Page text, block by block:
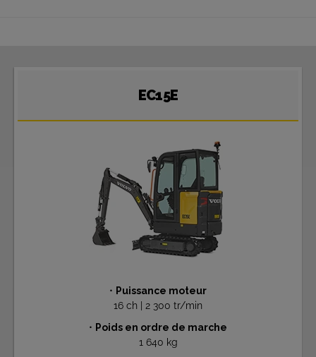
EC15E
• Puissance moteur
16 ch | 2 300 tr/min
• Poids en ordre de marche
1 640 kg